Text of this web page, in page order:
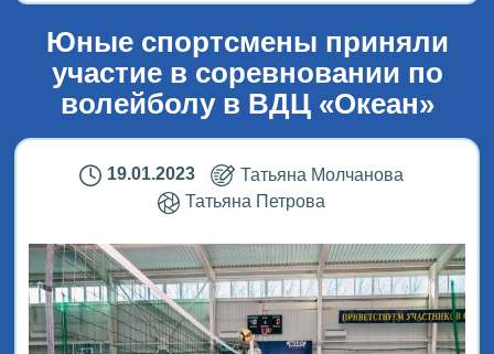
Юные спортсмены приняли
участие в соревновании по
волейболу в ВДЦ «Океан»
19.01.2023
Татьяна Молчанова
Татьяна Петрова